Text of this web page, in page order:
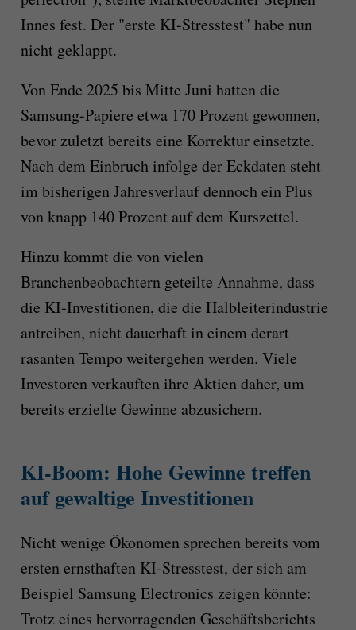
Innes fest. Der "erste KI-Stresstest" habe nun
nicht geklappt.
Von Ende 2025 bis Mitte Juni hatten die
Samsung-Papiere etwa 170 Prozent gewonnen,
bevor zuletzt bereits eine Korrektur einsetzte.
Nach dem Einbruch infolge der Eckdaten steht
im bisherigen Jahresverlauf dennoch ein Plus
von knapp 140 Prozent auf dem Kurszettel.
Hinzu kommt die von vielen
Branchenbeobachtern geteilte Annahme, dass
die KI-Investitionen, die die Halbleiterindustrie
antreiben, nicht dauerhaft in einem derart
rasanten Tempo weitergehen werden. Viele
Investoren verkauften ihre Aktien daher, um
bereits erzielte Gewinne abzusichern.
KI-Boom: Hohe Gewinne treffen
auf gewaltige Investitionen
Nicht wenige Ökonomen sprechen bereits vom
ersten ernsthaften KI-Stresstest, der sich am
Beispiel Samsung Electronics zeigen könnte:
Trotz eines hervorragenden Geschäftsberichts